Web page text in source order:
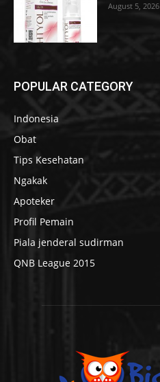
August 5, 2026
POPULAR CATEGORY
Indonesia
Obat
Tips Kesehatan
Ngakak
Apoteker
Profil Pemain
Piala jenderal sudirman
QNB League 2015